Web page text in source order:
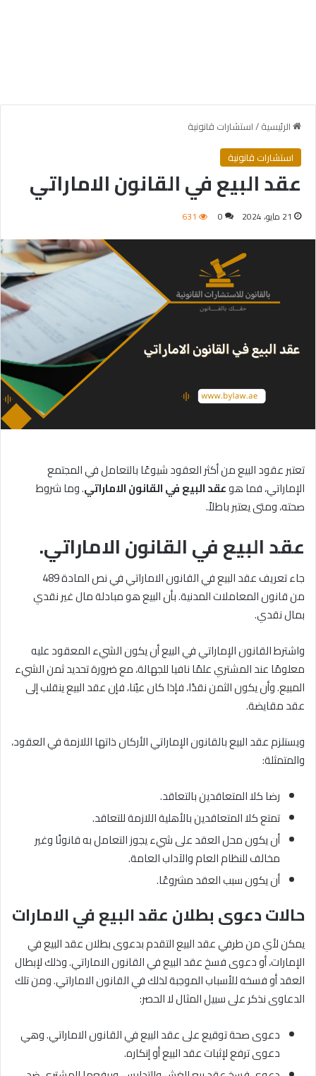
الرئيسية/استشارات قانونية
استشارات قانونية
عقد البيع في القانون الاماراتي
21 مايو، 2024 0
631
تعتبر عقود البيع من أكثر العقود شيوعًا بالتعامل في المجتمع
الإماراتي، فما هوعقدالبيعفيالقانونالاماراتي. وما شروط
صحته، ومتى يعتبر باطلاً.
عقد البيع في القانون الاماراتي.
جاء تعريف عقد البيع في القانون الاماراتي في نص المادة 489
من قانون المعاملات المدنية. بأن البيع هو مبادلة مال غير نقدي
بمال نقدي.
واشترط القانون الإماراتي في البيع أن يكون الشيء المعقود عليه
معلومًا عند المشتري علمًا نافيا للجهالة، مع ضرورة تحديد ثمن الشيء
المبيع. وأن يكون الثمن نقدًا، فإذا كان عيًنا، فإن عقد البيع ينقلب إلى
عقد مقايضة.
ويستلزم عقد البيع بالقانون الإماراتي الأركان ذاتها اللازمة في العقود،
والمتمثلة:
رضا كلا المتعاقدين بالتعاقد.
تمتع كلا المتعاقدين بالأهلية اللازمة للتعاقد.
أن يكون محل العقد على شيء يجوز التعامل به قانونًا وغير
مخالف للنظام العام والآداب العامة.
أن يكون سبب العقد مشروعًا.
حالات دعوى بطلان عقد البيع في الامارات
يمكن لأي من طرفي عقد البيع التقدم بدعوى بطلان عقد البيع في
الإمارات، أو دعوى فسخ عقد البيع في القانون الاماراتي. وذلك لإبطال
العقد أو فسخه للأسباب الموجبة لذلك في القانون الاماراتي. ومن تلك
الدعاوى نذكر على سبيل المثال لا الحصر:
دعوى صحة توقيع على عقد البيع في القانون الاماراتي. وهي
دعوى ترفع لإثبات عقد البيع أو إنكاره.